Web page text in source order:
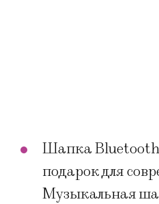
Шапка
подарок для
Музыкальная